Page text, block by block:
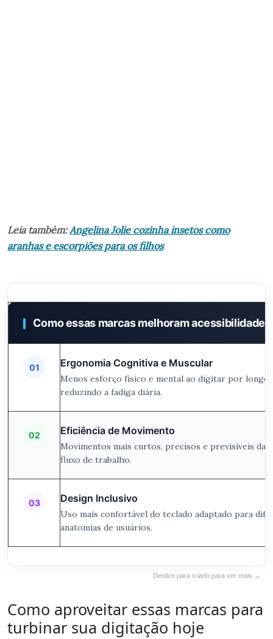
Leia também:Angelina Jolie cozinha insetos como
aranhas e escorpiões para os filhos
Como essas marcas melhoram acessibilidade
01 Ergonomia Cognitiva e Muscular
Menos esforço físico e mental ao digitar por
reduzindo a fadiga diária.
02 Eficiência de Movimento
Movimentos mais curtos, precisos e previsíveis das
fluxo de trabalho.
03 Design Inclusivo
Uso mais confortável do teclado adaptado para
anatomias de usuários.
Deslize para o lado para ver mais →
Como aproveitar essas marcas para
turbinar sua digitação hoje